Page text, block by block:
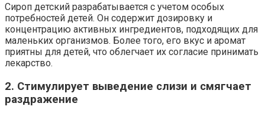
Сироп детский разрабатывается с учетом особых
потребностей детей. Он содержит дозировку и
концентрацию активных ингредиентов, подходящих для
маленьких организмов. Более того, его вкус и аромат
приятны для детей, что облегчает их согласие принимать
лекарство.
2. Стимулирует выведение слизи и смягчает
раздражение